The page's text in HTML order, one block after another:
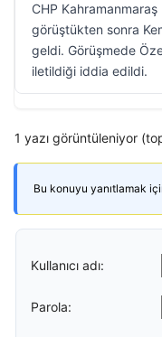
CHP
görüştükten sonra
geldi. Görüşmede
iletildiği iddia edildi.
1 yazı görüntüleniyor
Bu konuyu yanıtlamak
Kullanıcı adı:
Parola: